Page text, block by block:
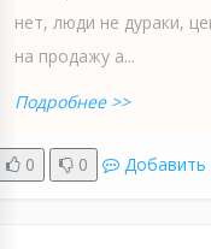
нет, люди не дураки,
на продажу а...
Подробнее >>
0 0 Добавить